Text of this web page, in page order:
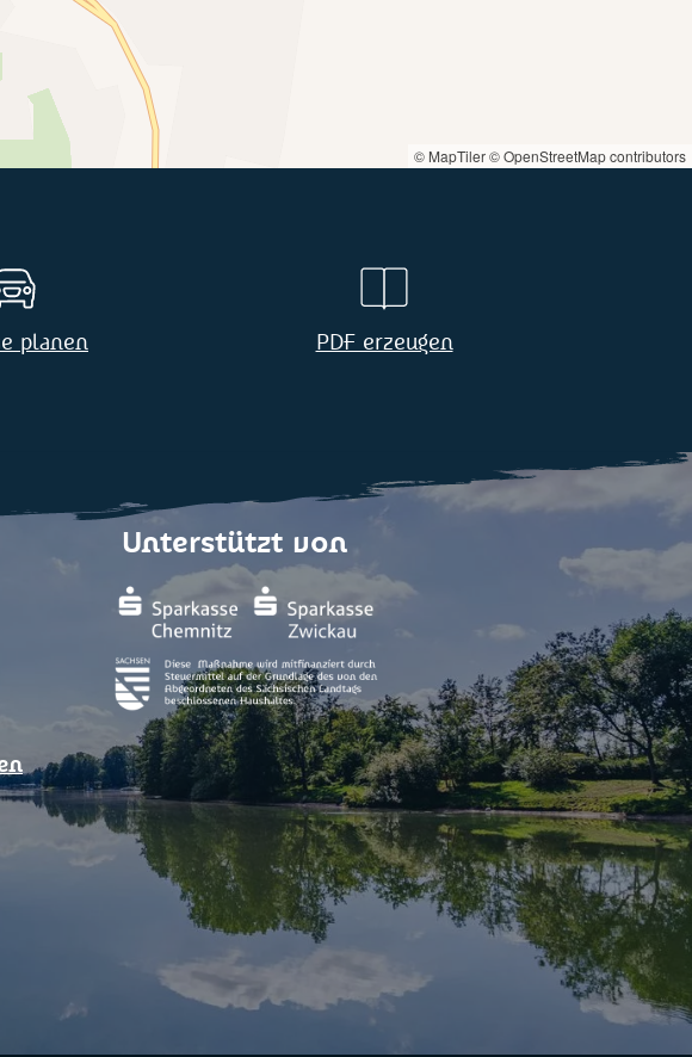
© MapTiler© OpenStreetMap contributors
planen PDF erzeugen
Unterstützt von